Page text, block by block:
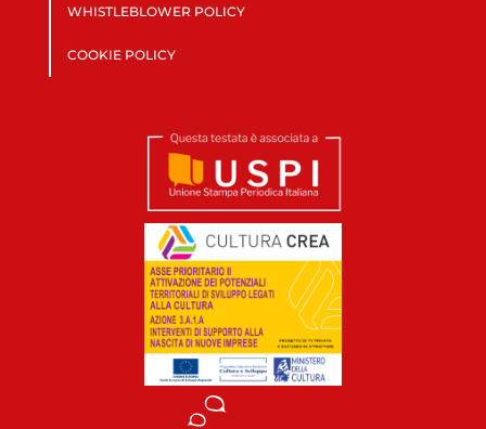
WHISTLEBLOWER POLICY
COOKIE POLICY